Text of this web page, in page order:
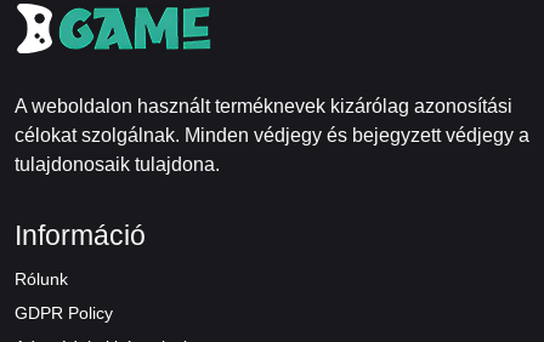
A weboldalon használt terméknevek kizárólag azonosítási
célokat szolgálnak. Minden védjegy és bejegyzett védjegy a
tulajdonosaik tulajdona.
Információ
Rólunk
GDPR Policy